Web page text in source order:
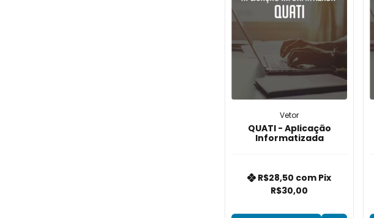
Vetor
QUATI - Aplicação
Informatizada
R$30,00
R$28,50 com Pix